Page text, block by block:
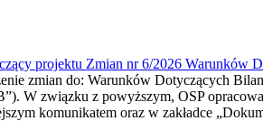
projektu Zmian nr 6/2026 Warunków
zmian do: Warunków Dotyczących
W związku z powyższym, OSP
komunikatem oraz w zakładce